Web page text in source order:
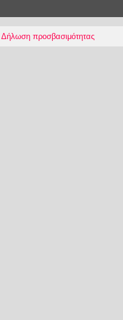
Δήλωση προσβασιμότητας